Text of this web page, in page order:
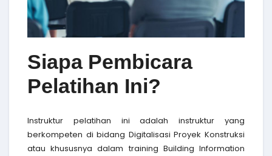
Siapa Pembicara
Pelatihan Ini?
Instruktur pelatihan ini adalah instruktur yang
berkompeten di bidang Digitalisasi Proyek Konstruksi
atau khususnya dalam training Building Information